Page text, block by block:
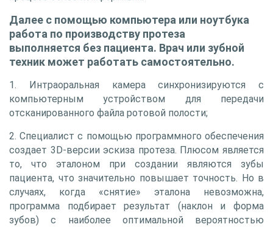
Далее с помощью компьютера или ноутбука
работа по производству протеза
выполняется без пациента. Врач или зубной
техник может работать самостоятельно.
1. Интраоральная камера синхронизируются с
компьютерным устройством для передачи
отсканированного файла ротовой полости;
2. Специалист с помощью программного обеспечения
создает 3D-версии эскиза протеза. Плюсом является
то, что эталоном при создании являются зубы
пациента, что значительно повышает точность. Но в
случаях, когда «снятие» эталона невозможна,
программа подбирает результат (наклон и форма
зубов) с наиболее оптимальной вероятностью